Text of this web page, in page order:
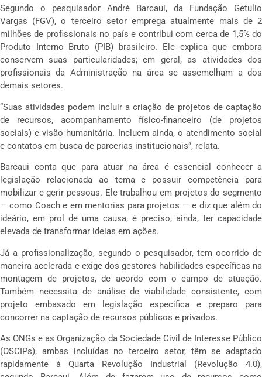
Segundo o pesquisador André Barcaui, da Fundação Getulio
Vargas (FGV), o terceiro setor emprega atualmente mais de 2
milhões de profissionais no país e contribui com cerca de 1,5% do
Produto Interno Bruto (PIB) brasileiro. Ele explica que embora
conservem suas particularidades; em geral, as atividades dos
profissionais da Administração na área se assemelham a dos
demais setores.
“Suas atividades podem incluir a criação de projetos de captação
de recursos, acompanhamento físico-financeiro (de projetos
sociais) e visão humanitária. Incluem ainda, o atendimento social
e contatos em busca de parcerias institucionais”, relata.
Barcaui conta que para atuar na área é essencial conhecer a
legislação relacionada ao tema e possuir competência para
mobilizar e gerir pessoas. Ele trabalhou em projetos do segmento
— como Coach e em mentorias para projetos — e diz que além do
ideário, em prol de uma causa, é preciso, ainda, ter capacidade
elevada de transformar ideias em ações.
Já a profissionalização, segundo o pesquisador, tem ocorrido de
maneira acelerada e exige dos gestores habilidades específicas na
montagem de projetos, de acordo com o campo de atuação.
Também necessita de análise de viabilidade consistente, com
projeto embasado em legislação específica e preparo para
concorrer na captação de recursos públicos e privados.
As ONGs e as Organização da Sociedade Civil de Interesse Público
(OSCIPs), ambas incluídas no terceiro setor, têm se adaptado
rapidamente à Quarta Revolução Industrial (Revolução 4.0),